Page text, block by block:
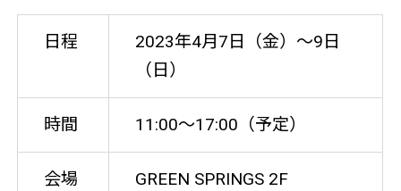
日程
2023年4月7日（金）～9日
（日）
時間 11:00～17:00（予定）
会場 GREEN SPRINGS 2F